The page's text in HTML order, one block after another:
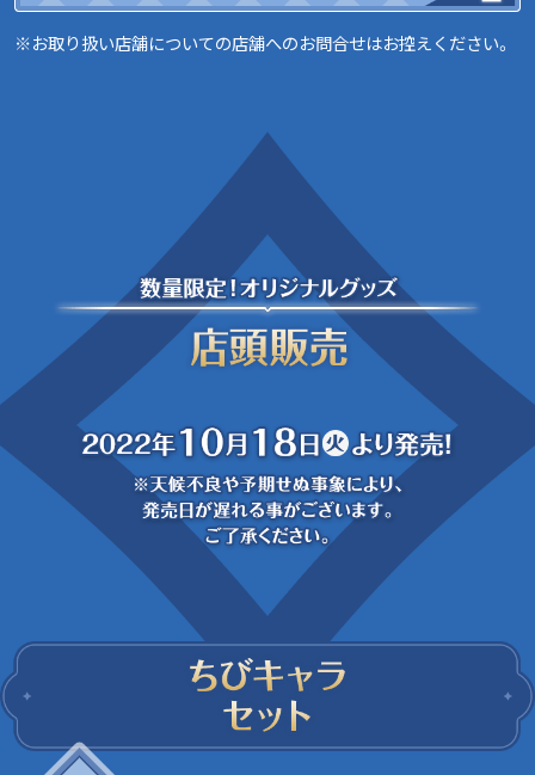
※お取り扱い店舗についての店舗へのお問合せはお控えください。